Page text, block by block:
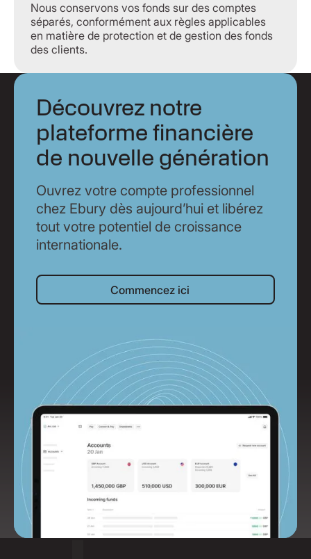
Nous conservons vos fonds sur des comptes
séparés, conformément aux règles applicables
en matière de protection et de gestion des fonds
des clients.
Découvrez notre
plateforme financière
de nouvelle génération
Ouvrez votre compte professionnel
chez Ebury dès aujourd’hui et libérez
tout votre potentiel de croissance
internationale.
Commencez ici
Commencez ici